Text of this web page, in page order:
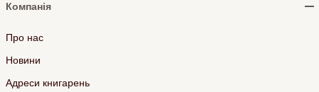
Компанія
Про нас
Новини
Адреси книгарень